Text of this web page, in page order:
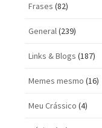
Frases (82)
General(239)
Links & Blogs (187)
Memes mesmo (16)
Meu Crássico (4)